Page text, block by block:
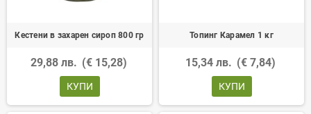
Кестени в захарен сироп 800 гр
29,88 лв. (€ 15,28)
КУПИ
Топинг Карамел 1 кг
15,34 лв. (€ 7,84)
КУПИ